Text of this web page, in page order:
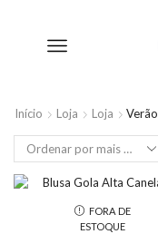
Início Loja Loja Verão
FORA DE
ESTOQUE